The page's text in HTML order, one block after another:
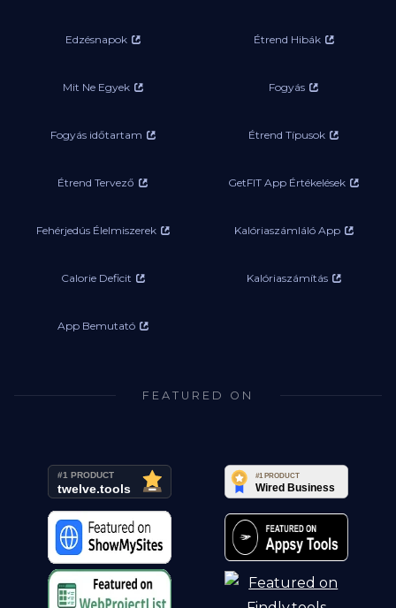
Edzésnapok Étrend Hibák
Mit Ne Egyek Fogyás
Fogyás időtartam Étrend Típusok
Étrend Tervező GetFIT App Értékelések
Fehérjedús Élelmiszerek Kalóriaszámláló App
Calorie Deficit Kalóriaszámítás
App Bemutató
FEATURED ON